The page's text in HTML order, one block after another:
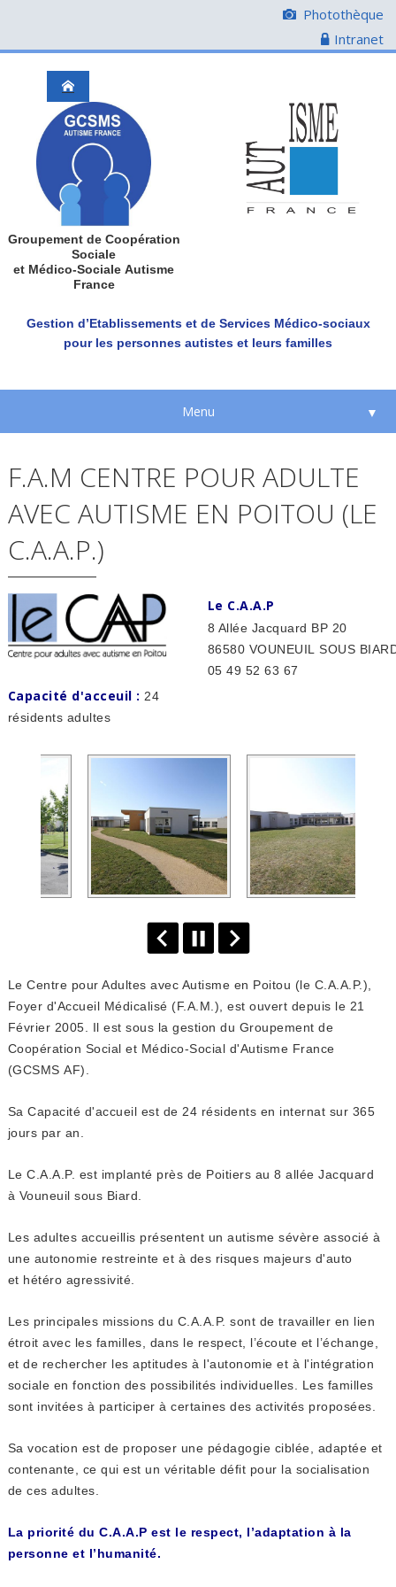
Photothèque
Intranet
Groupement de Coopération
Sociale
et Médico-Sociale Autisme
France
Gestion d’Etablissements et de Services Médico-sociaux
pour les personnes autistes et leurs familles
Menu ▼
F.A.M CENTRE POUR ADULTE
AVEC AUTISME EN POITOU (LE
C.A.A.P.)
Le C.A.A.P
8 Allée Jacquard BP 20
86580 VOUNEUIL SOUS
05 49 52 63 67
Capacité d'acceuil : 24
résidents adultes
Le Centre pour Adultes avec Autisme en Poitou (le C.A.A.P.),
Foyer d'Accueil Médicalisé (F.A.M.), est ouvert depuis le 21
Février 2005. Il est sous la gestion du Groupement de
Coopération Social et Médico-Social d'Autisme France
(GCSMS AF).
Sa Capacité d'accueil est de 24 résidents en internat sur 365
jours par an.
Le C.A.A.P. est implanté près de Poitiers au 8 allée Jacquard
à Vouneuil sous Biard.
Les adultes accueillis présentent un autisme sévère associé à
une autonomie restreinte et à des risques majeurs d'auto
et hétéro agressivité.
Les principales missions du C.A.A.P. sont de travailler en lien
étroit avec les familles, dans le respect, l’écoute et l’échange,
et de rechercher les aptitudes à l'autonomie et à l'intégration
sociale en fonction des possibilités individuelles. Les familles
sont invitées à participer à certaines des activités proposées.
Sa vocation est de proposer une pédagogie ciblée, adaptée et
contenante, ce qui est un véritable défit pour la socialisation
de ces adultes.
La priorité du C.A.A.P est le respect, l’adaptation à la
personne et l’humanité.